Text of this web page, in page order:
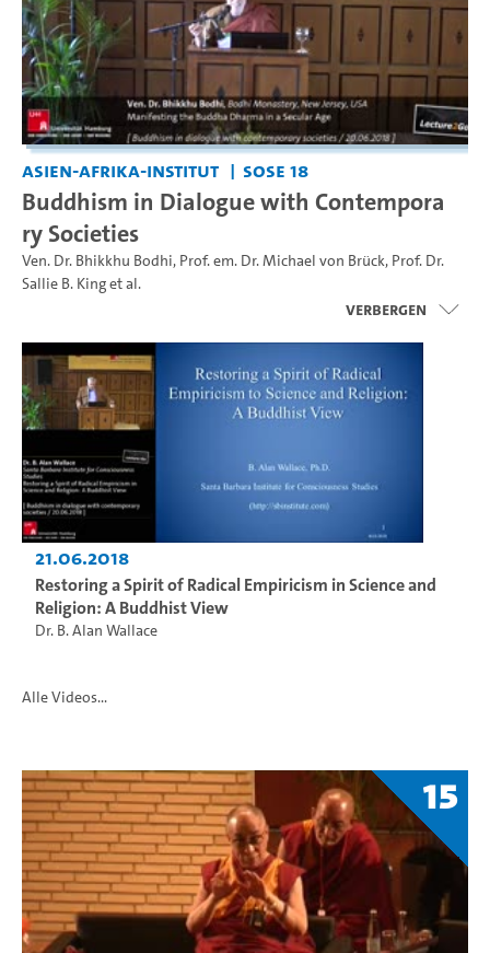
Asien-Afrika-Institut SoSe 18
Buddhism in Dialogue with Contempora
ry Societies
Ven. Dr. Bhikkhu Bodhi, Prof. em. Dr. Michael von Brück, Prof. Dr.
Sallie B. Kinget al.
Verbergen
21.06.2018
Restoring a Spirit of Radical Empiricism in Science and
Religion: A Buddhist View
Dr. B. Alan Wallace
Alle Videos...
15